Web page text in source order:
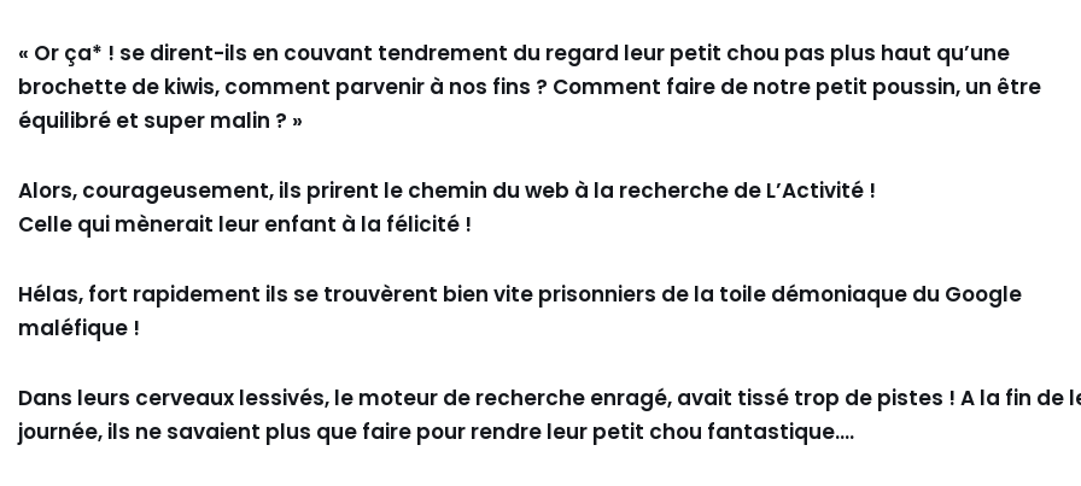
« Or ça* ! se dirent-ils en couvant tendrement du regard leur petit chou pas plus haut qu’une
brochette de kiwis, comment parvenir à nos fins ? Comment faire de notre petit poussin, un être
équilibré et super malin ? »
Alors, courageusement, ils prirent le chemin du web à la recherche de L’Activité !
Celle qui mènerait leur enfant à la félicité !
Hélas, fort rapidement ils se trouvèrent bien vite prisonniers de la toile démoniaque du Google
maléfique !
Dans leurs cerveaux lessivés, le moteur de recherche enragé, avait tissé trop de pistes ! A la fin de
journée, ils ne savaient plus que faire pour rendre leur petit chou fantastique….